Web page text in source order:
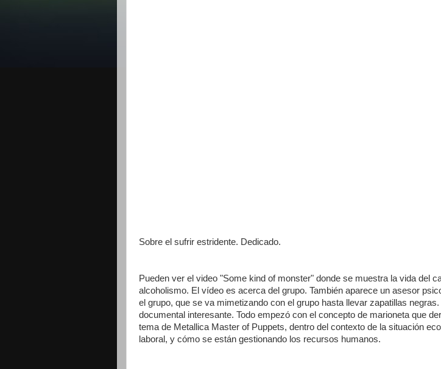
Sobre el sufrir estridente. Dedicado.
Pueden ver el video "Some kind of monster" donde se muestra la vida del
alcoholismo. El vídeo es acerca del grupo. También aparece un asesor
el grupo, que se va mimetizando con el grupo hasta llevar zapatillas negras.
documental interesante. Todo empezó con el concepto de marioneta que
tema de Metallica Master of Puppets, dentro del contexto de la situación
laboral, y cómo se están gestionando los recursos humanos.